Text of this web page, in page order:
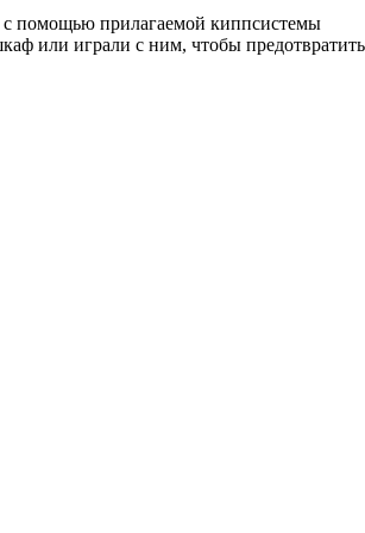
с помощью прилагаемой киппсистемы
или играли с ним, чтобы